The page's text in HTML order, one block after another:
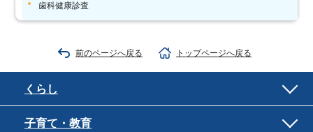
歯科健康診査
前のページへ戻る トップページへ戻る
くらし
子育て・教育